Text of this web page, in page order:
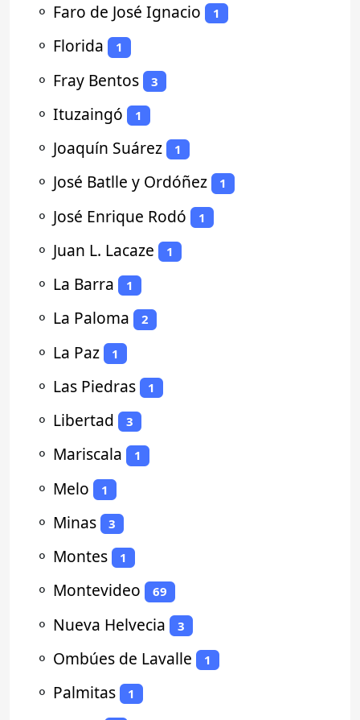
⚬ Faro de José Ignacio 1
⚬ Florida 1
⚬ Fray Bentos 3
⚬ Ituzaingó 1
⚬ Joaquín Suárez 1
⚬ José Batlle y Ordóñez 1
⚬ José Enrique Rodó 1
⚬ Juan L. Lacaze 1
⚬ La Barra 1
⚬ La Paloma 2
⚬ La Paz 1
⚬ Las Piedras 1
⚬ Libertad 3
⚬ Mariscala 1
⚬ Melo 1
⚬ Minas 3
⚬ Montes 1
⚬ Montevideo 69
⚬ Nueva Helvecia 3
⚬ Ombúes de Lavalle 1
⚬ Palmitas 1